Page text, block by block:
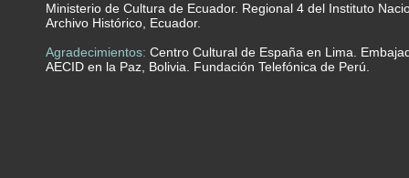
Ministerio de Cultura de Ecuador. Regional 4 del Instituto
Archivo Histórico, Ecuador.
Agradecimientos: Centro Cultural de España en Lima.
AECID en la Paz, Bolivia. Fundación Telefónica de Perú.